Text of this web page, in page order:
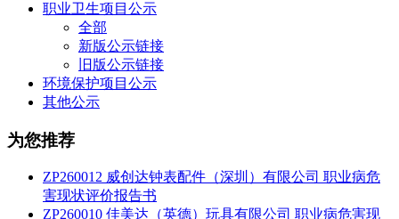
职业卫生项目公示
全部
新版公示链接
旧版公示链接
环境保护项目公示
其他公示
为您推荐
ZP260012 威创达钟表配件（深圳）有限公司 职业病危
害现状评价报告书
ZP260010 佳美达（英德）玩具有限公司 职业病危害现